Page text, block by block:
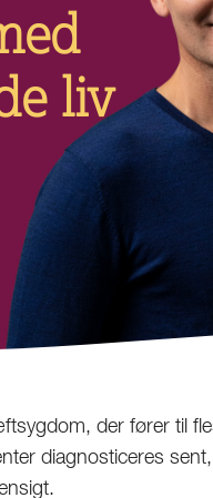
liv
der fører til
diagnosticeres